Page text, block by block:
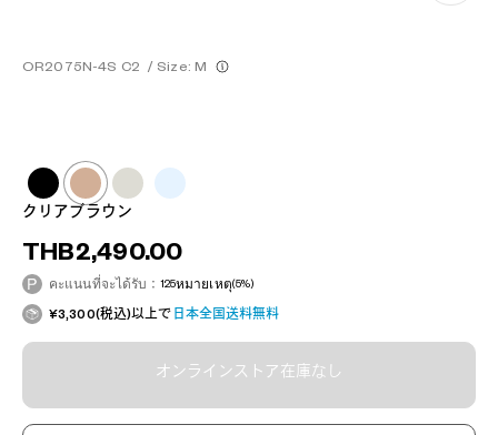
OR2075N-4S C2 / Size: M
クリアブラウン
THB2,490.00
คะแนนที่จะได้รับ：125หมายเหตุ(5%)
¥3,300(税込)以上で 日本全国送料無料
オンラインストア在庫なし